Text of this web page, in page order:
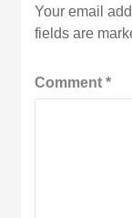
Your email
fields are
Comment*